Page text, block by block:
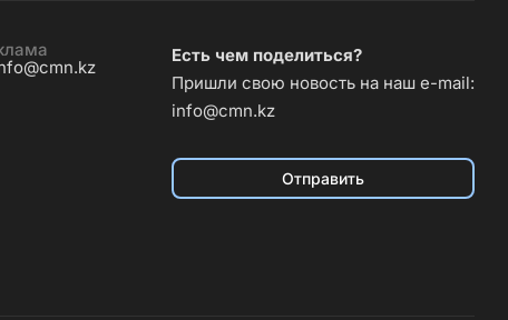
Есть чем поделиться?
Пришли свою новость на наш e-mail:
info@cmn.kz
Отправить